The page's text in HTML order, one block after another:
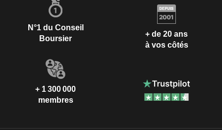
N°1 du Conseil
Boursier
+ de 20 ans
à vos côtés
+ 1 300 000
membres